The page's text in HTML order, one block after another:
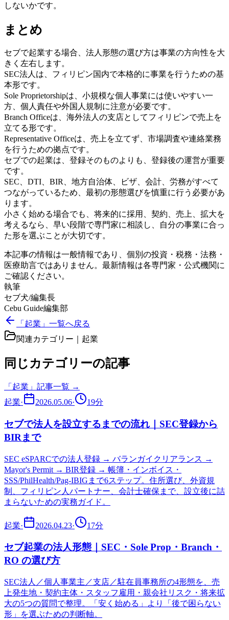
しないかです。
まとめ
セブで起業する場合、法人形態の選び方は事業の方向性を大
きく左右します。
SEC法人は、フィリピン国内で本格的に事業を行うための基
本形です。
Sole Proprietorshipは、小規模な個人事業には使いやすい一
方、個人責任や外国人規制に注意が必要です。
Branch Officeは、海外法人の支店としてフィリピンで売上を
立てる形です。
Representative Officeは、売上を立てず、市場調査や連絡業務
を行うための拠点です。
セブでの起業は、登録そのものよりも、登録後の運営が重要
です。
SEC、DTI、BIR、地方自治体、ビザ、会計、労務がすべて
つながっているため、最初の形態選びを慎重に行う必要があ
ります。
小さく始める場合でも、将来的に採用、契約、売上、拡大を
考えるなら、早い段階で専門家に相談し、自分の事業に合っ
た形を選ぶことが大切です。
本記事の情報は一般情報であり、個別の投資・税務・法務・
医療助言ではありません。最新情報は各専門家・公式機関に
ご確認ください。
執筆
セブ犬/編集長
Cebu Guide編集部
「起業」一覧へ戻る
関連カテゴリー｜ 起業
同じカテゴリーの記事
「 起業 」記事一覧 →
起業· 2026.05.06· 19分
セブで法人を設立するまでの流れ｜SEC登録から
BIRまで
SEC eSPARCでの法人登録 → バランガイクリアランス →
Mayor's Permit → BIR登録 → 帳簿・インボイス・
SSS/PhilHealth/Pag-IBIGまで6ステップ。住所選び、外資規
制、フィリピン人パートナー、会計士確保まで、設立後に詰
まらないための実務ガイド。
起業· 2026.04.23· 17分
セブ起業の法人形態｜SEC・Sole Prop・Branch・
RO の選び方
SEC法人／個人事業主／支店／駐在員事務所の4形態を、売
上発生地・契約主体・スタッフ雇用・親会社リスク・将来拡
大の5つの質問で整理。「安く始める」より「後で困らない
形」を選ぶための判断軸。